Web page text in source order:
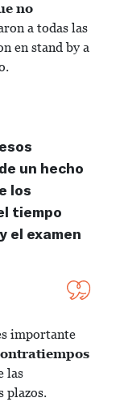
no
a todas las
en stand by a
un hecho
los
tiempo
el examen
importante
las
plazos.